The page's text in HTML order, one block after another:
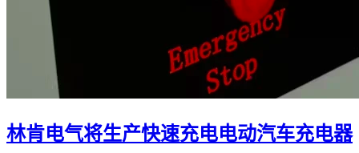
林肯电气将生产快速充电电动汽车充电器